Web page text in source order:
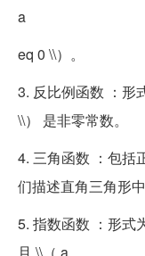
a
eq 0 \\）。
3. 反比例函数 ：形
\\） 是非零常数。
4. 三角函数 ：包括
们描述直角三角形
5. 指数函数 ：形式